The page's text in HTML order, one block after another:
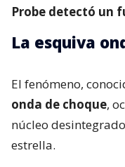
Probe detectó un
La esquiva
El fenómeno,
onda de choque,
núcleo
estrella.